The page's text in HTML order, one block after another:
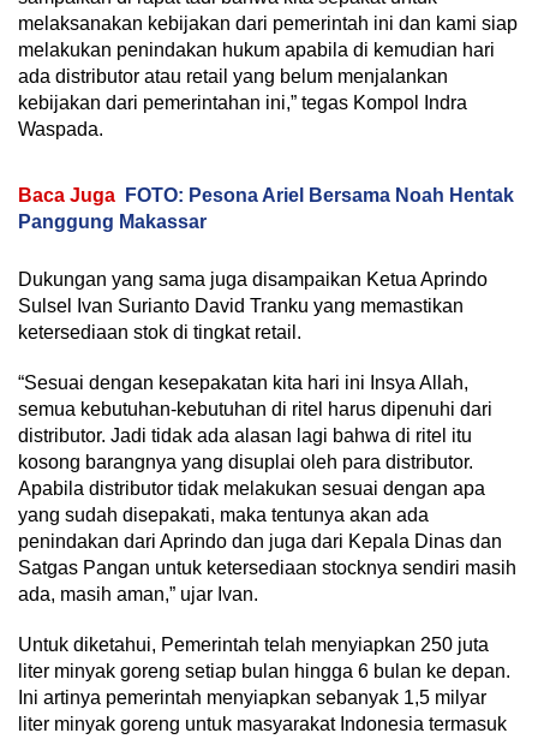
melaksanakan kebijakan dari pemerintah ini dan kami siap
melakukan penindakan hukum apabila di kemudian hari
ada distributor atau retail yang belum menjalankan
kebijakan dari pemerintahan ini,” tegas Kompol Indra
Waspada.
Baca Juga
FOTO: Pesona Ariel Bersama Noah Hentak
Panggung Makassar
Dukungan yang sama juga disampaikan Ketua Aprindo
Sulsel Ivan Surianto David Tranku yang memastikan
ketersediaan stok di tingkat retail.
“Sesuai dengan kesepakatan kita hari ini Insya Allah,
semua kebutuhan-kebutuhan di ritel harus dipenuhi dari
distributor. Jadi tidak ada alasan lagi bahwa di ritel itu
kosong barangnya yang disuplai oleh para distributor.
Apabila distributor tidak melakukan sesuai dengan apa
yang sudah disepakati, maka tentunya akan ada
penindakan dari Aprindo dan juga dari Kepala Dinas dan
Satgas Pangan untuk ketersediaan stocknya sendiri masih
ada, masih aman,” ujar Ivan.
Untuk diketahui, Pemerintah telah menyiapkan 250 juta
liter minyak goreng setiap bulan hingga 6 bulan ke depan.
Ini artinya pemerintah menyiapkan sebanyak 1,5 milyar
liter minyak goreng untuk masyarakat Indonesia termasuk